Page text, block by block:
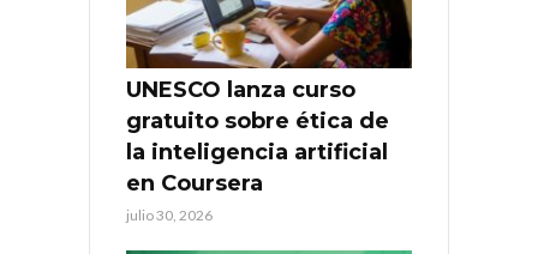
UNESCO lanza curso
gratuito sobre ética de
la inteligencia artificial
en Coursera
julio 30, 2026